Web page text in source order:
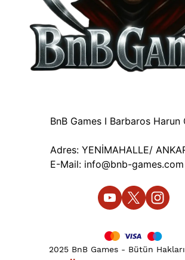
BnB Games I Barbaros Harun
Adres: YENİMAHALLE/
E-Mail: info@bnb-games.com
2025 BnB Games - Bütün Hakları